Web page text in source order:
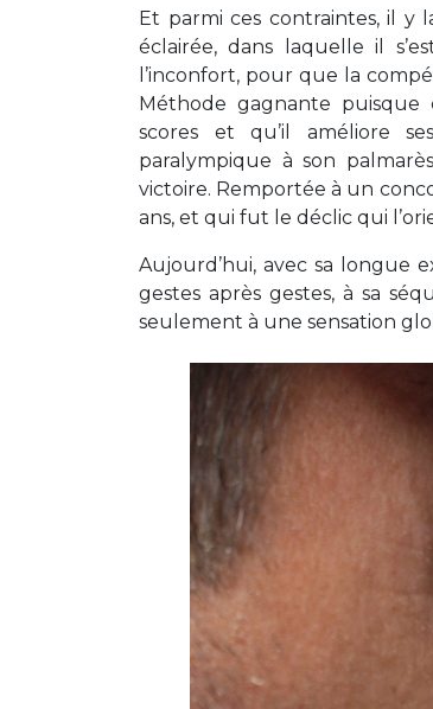
Et parmi ces contraintes, il y
éclairée, dans laquelle il
l’inconfort, pour que la
Méthode gagnante puisque
scores et qu’il améliore
paralympique à son
victoire. Remportée à un
ans, et qui fut le déclic qui
Aujourd’hui, avec sa longue
gestes après gestes, à sa
seulement à une sensation